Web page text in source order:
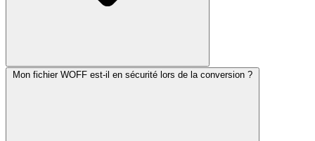
Mon fichier WOFF est-il en sécurité lors de la conversion ?